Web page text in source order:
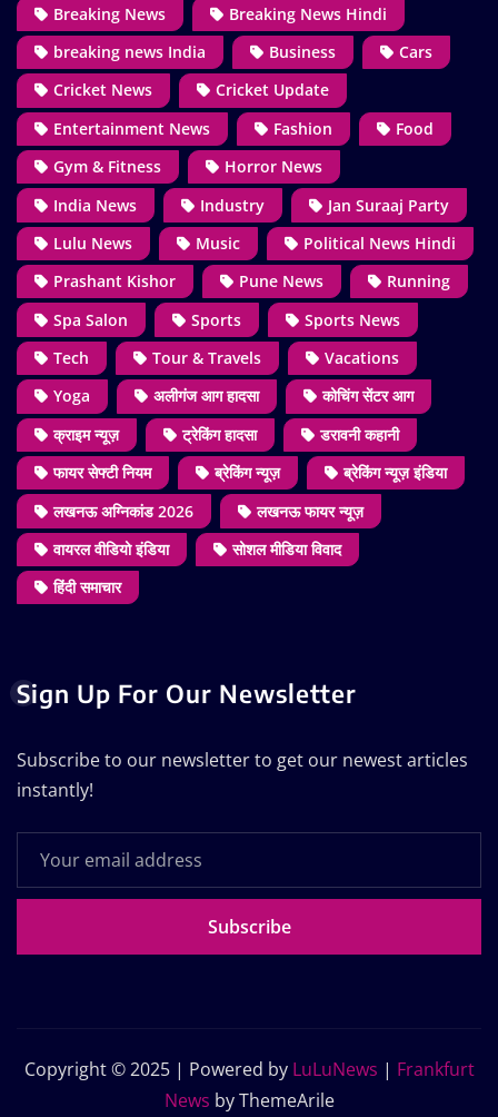
Breaking News
Breaking News Hindi
breaking news India
Business
Cars
Cricket News
Cricket Update
Entertainment News
Fashion
Food
Gym & Fitness
Horror News
India News
Industry
Jan Suraaj Party
Lulu News
Music
Political News Hindi
Prashant Kishor
Pune News
Running
Spa Salon
Sports
Sports News
Tech
Tour & Travels
Vacations
Yoga
अलीगंज आग हादसा
कोचिंग सेंटर आग
क्राइम न्यूज़
ट्रेकिंग हादसा
डरावनी कहानी
फायर सेफ्टी नियम
ब्रेकिंग न्यूज़
ब्रेकिंग न्यूज़ इंडिया
लखनऊ अग्निकांड 2026
लखनऊ फायर न्यूज़
वायरल वीडियो इंडिया
सोशल मीडिया विवाद
हिंदी समाचार
Sign Up For Our Newsletter
Subscribe to our newsletter to get our newest articles
instantly!
Subscribe
Copyright © 2025 | Powered by LuLuNews | Frankfurt
News by ThemeArile